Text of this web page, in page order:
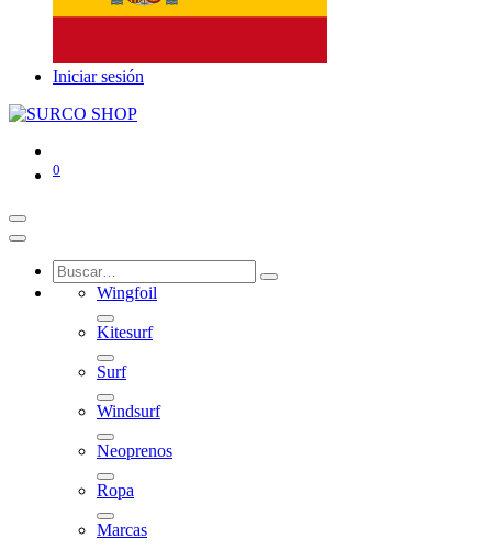
Iniciar sesión
0
Wingfoil
Kitesurf
Surf
Windsurf
Neoprenos
Ropa
Marcas